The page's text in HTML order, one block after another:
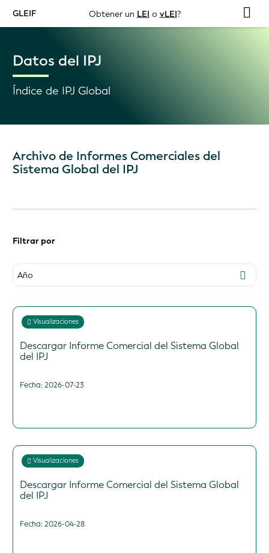
GLEIF Obtener un LEI o vLEI?
Datos del IPJ
Índice de IPJ Global
Archivo de Informes Comerciales del
Sistema Global del IPJ
Filtrar por
Año
2025
2024
2023
2022
Visualizaciones
Descargar Informe Comercial del Sistema Global
del IPJ
Fecha: 2026-07-23
Visualizaciones
Descargar Informe Comercial del Sistema Global
del IPJ
Fecha: 2026-04-28